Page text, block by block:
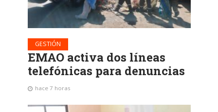
GESTIÓN
EMAO activa dos líneas
telefónicas para denuncias
hace 7 horas